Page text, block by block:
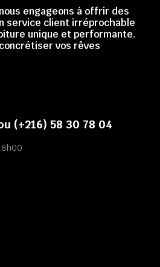
engageons à offrir des
service client irréprochable
unique et performante.
vos rêves
(+216) 58 30 78 04